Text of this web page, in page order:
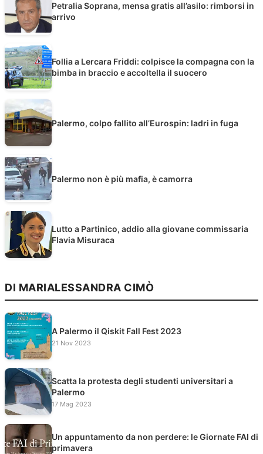
Petralia Soprana, mensa gratis all’asilo: rimborsi in
arrivo
Follia a Lercara Friddi: colpisce la compagna con la
bimba in braccio e accoltella il suocero
Palermo, colpo fallito all’Eurospin: ladri in fuga
Palermo non è più mafia, è camorra
Lutto a Partinico, addio alla giovane commissaria
Flavia Misuraca
DI MARIALESSANDRA CIMÒ
A Palermo il Qiskit Fall Fest 2023
21 Nov 2023
Scatta la protesta degli studenti universitari a
Palermo
17 Mag 2023
Un appuntamento da non perdere: le Giornate FAI di
primavera